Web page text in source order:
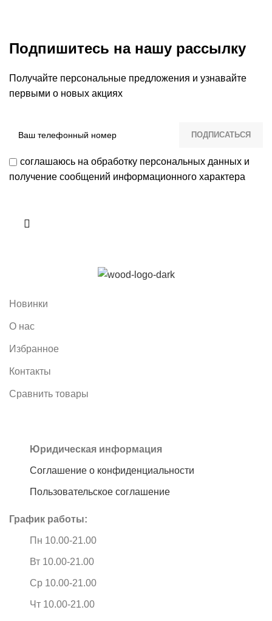
Подпишитесь на нашу рассылку
Получайте персональные предложения и узнавайте
первыми о новых акциях
соглашаюсь на обработку персональных данных и
получение сообщений информационного характера
Новинки
О нас
Избранное
Контакты
Сравнить товары
Юридическая информация
Соглашение о конфиденциальности
Пользовательское соглашение
График работы:
Пн 10.00-21.00
Вт 10.00-21.00
Ср 10.00-21.00
Чт 10.00-21.00